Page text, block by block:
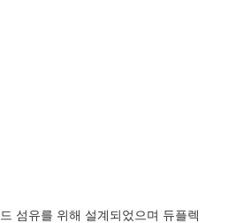
섬유를 위해 설계되었으며 듀플렉